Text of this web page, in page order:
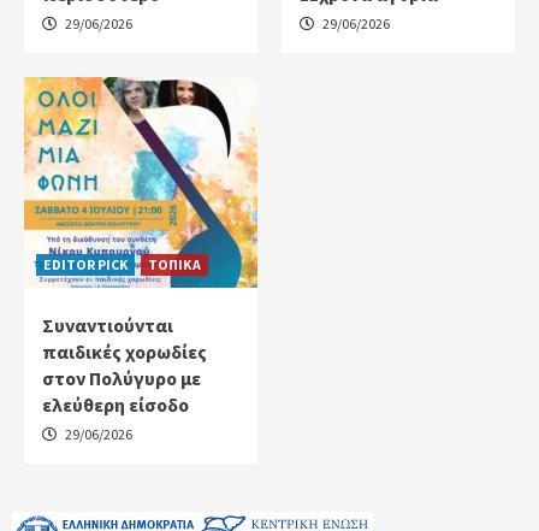
29/06/2026 29/06/2026
EDITOR PICK ΤΟΠΙΚΑ
Συναντιούνται
παιδικές χορωδίες
στον Πολύγυρο με
ελεύθερη είσοδο
29/06/2026